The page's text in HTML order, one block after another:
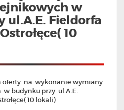
w
ul.A.E. Fieldorfa
10
oferty na wykonanie wymiany
budynku przy ul.A.E.
10 lokali)